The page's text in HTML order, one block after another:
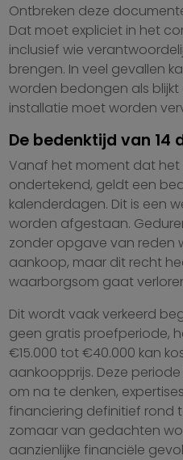
Ontbreken deze
Dat moet expliciet in het
inclusief wie
brengen. In veel gevallen
worden bedongen als
installatie moet worden
De bedenktijd van 14
Vanaf het moment dat
ondertekend, geldt een
kalenderdagen. Dit is een
worden afgestaan.
zonder opgave van reden
aankoop, maar dit recht
waarborgsom gaat
Dit wordt vaak verkeerd
geen gratis proefperiode,
€15.000 tot €40.000 kan
aankoopprijs. Deze
om na te denken,
financiering definitief rond
zomaar van gedachten
aanzienlijke financiële